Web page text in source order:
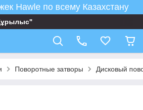
Hawle по всему Казахстану
Поворотные затворы Дисковый